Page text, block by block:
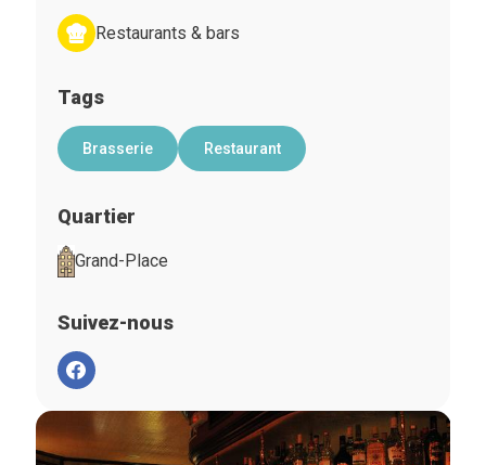
Restaurants & bars
Tags
Brasserie Restaurant
Quartier
Grand-Place
Suivez-nous